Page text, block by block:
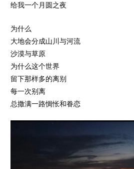
给我一个月圆之夜
为什么
大地会分成山川与河流
沙漠与草原
为什么这个世界
留下那样多的离别
每一次别离
总撒满一路惆怅和眷恋